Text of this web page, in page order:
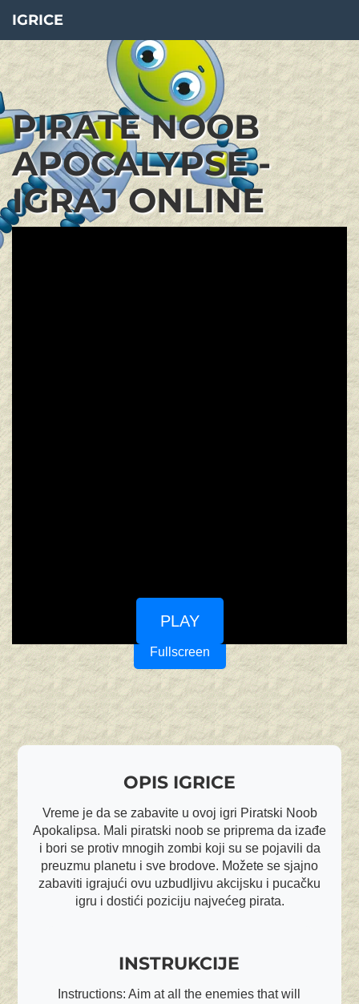
IGRICE
PIRATE NOOB
APOCALYPSE -
IGRAJ ONLINE
PLAY
Fullscreen
OPIS IGRICE
Vreme je da se zabavite u ovoj igri Piratski Noob
Apokalipsa. Mali piratski noob se priprema da izađe
i bori se protiv mnogih zombi koji su se pojavili da
preuzmu planetu i sve brodove. Možete se sjajno
zabaviti igrajući ovu uzbudljivu akcijsku i pucačku
igru i dostići poziciju najvećeg pirata.
INSTRUKCIJE
Instructions: Aim at all the enemies that will